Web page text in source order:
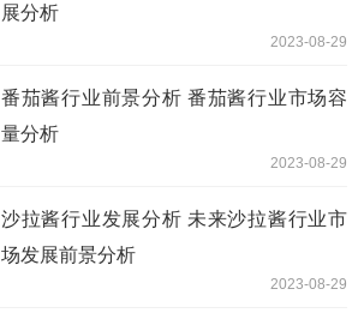
展分析
2023-08-29
番茄酱行业前景分析 番茄酱行业市场容
量分析
2023-08-29
沙拉酱行业发展分析 未来沙拉酱行业市
场发展前景分析
2023-08-29